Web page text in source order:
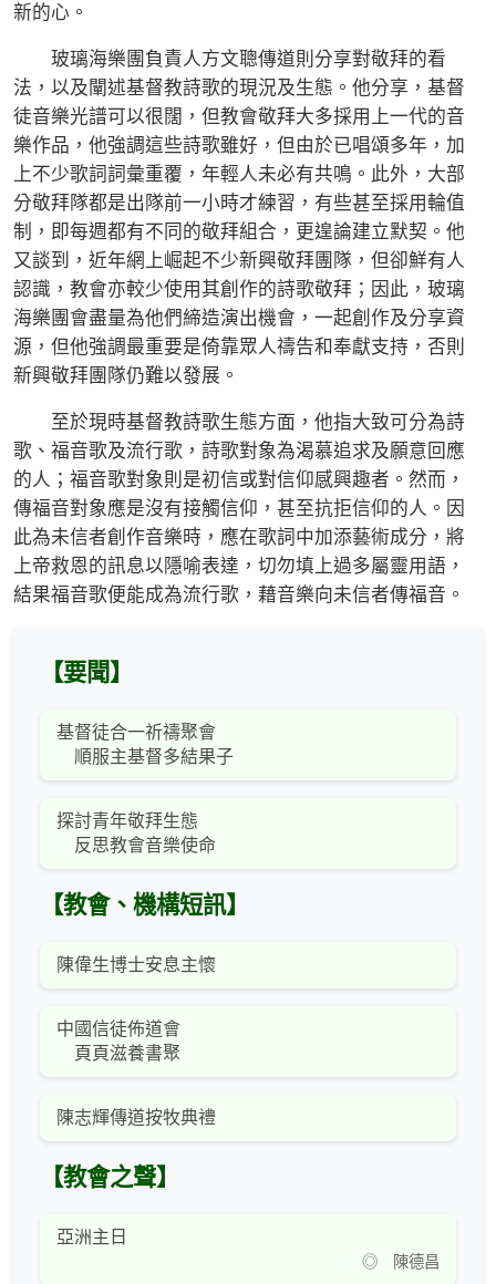
新的心。
玻璃海樂團負責人方文聰傳道則分享對敬拜的看
法，以及闡述基督教詩歌的現況及生態。他分享，基督
徒音樂光譜可以很闊，但教會敬拜大多採用上一代的音
樂作品，他強調這些詩歌雖好，但由於已唱頌多年，加
上不少歌詞詞彙重覆，年輕人未必有共鳴。此外，大部
分敬拜隊都是出隊前一小時才練習，有些甚至採用輪值
制，即每週都有不同的敬拜組合，更遑論建立默契。他
又談到，近年網上崛起不少新興敬拜團隊，但卻鮮有人
認識，教會亦較少使用其創作的詩歌敬拜；因此，玻璃
海樂團會盡量為他們締造演出機會，一起創作及分享資
源，但他強調最重要是倚靠眾人禱告和奉獻支持，否則
新興敬拜團隊仍難以發展。
至於現時基督教詩歌生態方面，他指大致可分為詩
歌、福音歌及流行歌，詩歌對象為渴慕追求及願意回應
的人；福音歌對象則是初信或對信仰感興趣者。然而，
傳福音對象應是沒有接觸信仰，甚至抗拒信仰的人。因
此為未信者創作音樂時，應在歌詞中加添藝術成分，將
上帝救恩的訊息以隱喻表達，切勿填上過多屬靈用語，
結果福音歌便能成為流行歌，藉音樂向未信者傳福音。
【要聞】
基督徒合一祈禱聚會
順服主基督多結果子
探討青年敬拜生態
反思教會音樂使命
【教會、機構短訊】
陳偉生博士安息主懷
中國信徒佈道會
頁頁滋養書聚
陳志輝傳道按牧典禮
【教會之聲】
亞洲主日
◎ 陳德昌